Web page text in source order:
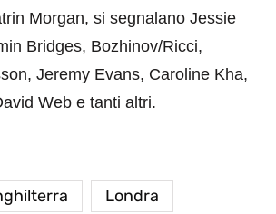
Morgan, si segnalano Jessie
Bridges, Bozhinov/Ricci,
Jeremy Evans, Caroline Kha,
Web e tanti altri.
Londra